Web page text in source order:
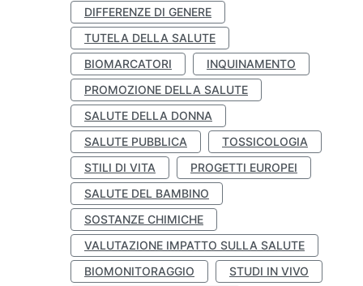
DIFFERENZE DI GENERE
TUTELA DELLA SALUTE
BIOMARCATORI
INQUINAMENTO
PROMOZIONE DELLA SALUTE
SALUTE DELLA DONNA
SALUTE PUBBLICA
TOSSICOLOGIA
STILI DI VITA
PROGETTI EUROPEI
SALUTE DEL BAMBINO
SOSTANZE CHIMICHE
VALUTAZIONE IMPATTO SULLA SALUTE
BIOMONITORAGGIO
STUDI IN VIVO